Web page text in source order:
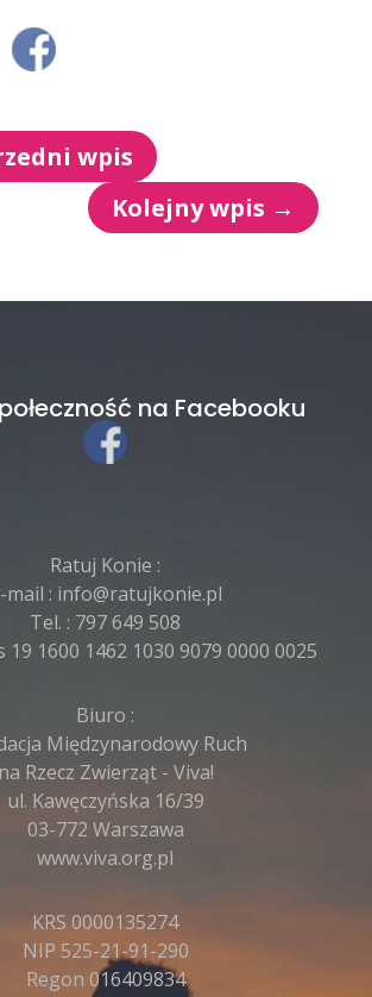
wpis
Kolejny wpis →
na Facebooku
Ratuj Konie :
mail : info@ratujkonie.pl
Tel. : 797 649 508
19 1600 1462 1030 9079 0000 0025
Biuro :
Międzynarodowy Ruch
na Rzecz Zwierząt - Viva!
ul. Kawęczyńska 16/39
03-772 Warszawa
www.viva.org.pl
KRS 0000135274
NIP 525-21-91-290
Regon 016409834